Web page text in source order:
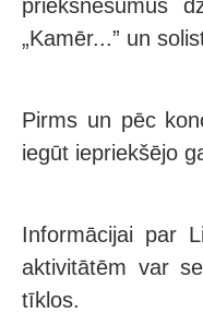
priekšnesumus
„Kamēr...” un
Pirms un pēc
iegūt iepriekšējo
Informācijai par
aktivitātēm var
tīklos.